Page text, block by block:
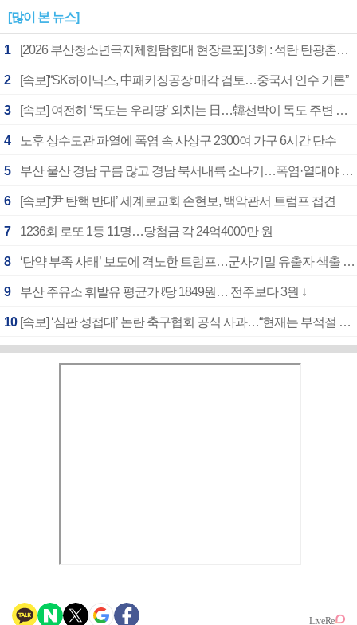
[많이 본 뉴스]
1 [2026 부산청소년극지체험탐험대 현장르포] 3회 : 석탄 탄광촌에서 북극 연구의 중심지로
2 [속보]“SK하이닉스, 中패키징공장 매각 검토…중국서 인수 거론”
3 [속보] 여전히 ‘독도는 우리땅’ 외치는 日…韓선박이 독도 주변 해양조사 활동하자 반발
4 노후 상수도관 파열에 폭염 속 사상구 2300여 가구 6시간 단수
5 부산 울산 경남 구름 많고 경남 북서내륙 소나기…폭염·열대야 계속
6 [속보]‘尹 탄핵 반대’ 세계로교회 손현보, 백악관서 트럼프 접견
7 1236회 로또 1등 11명…당첨금 각 24억4000만 원
8 ‘탄약 부족 사태’ 보도에 격노한 트럼프…군사기밀 유출자 색출 지시
9 부산 주유소 휘발유 평균가 ℓ당 1849원… 전주보다 3원 ↓
10 [속보] ‘심판 성접대’ 논란 축구협회 공식 사과…“현재는 부적절 행위 없어”